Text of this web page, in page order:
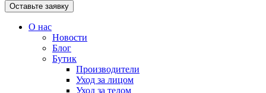
Оставьте заявку
О нас
Новости
Блог
Бутик
Производители
Уход за лицом
Уход за телом